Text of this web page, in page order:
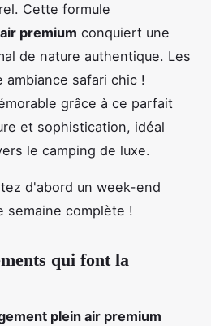
Cette formule
premium conquiert une
de nature authentique. Les
safari chic !
grâce à ce parfait
et sophistication, idéal
le camping de luxe.
d'abord un week-end
semaine complète !
qui font la
plein air premium